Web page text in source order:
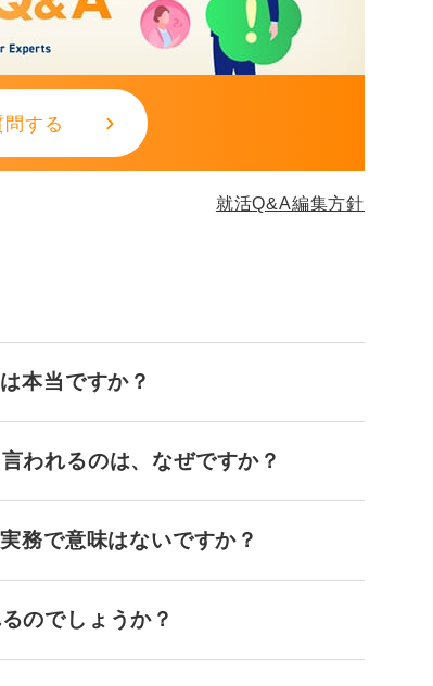
する
就活Q&A編集方針
本当ですか？
われるのは、なぜですか？
務で意味はないですか？
のでしょうか？